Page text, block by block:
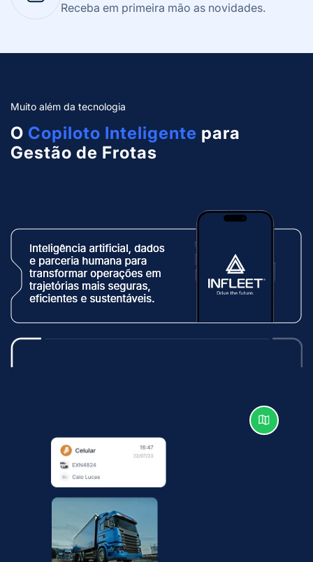
Receba em primeira mão as novidades.
Muito além da tecnologia
O Copiloto Inteligente para
Gestão de Frotas